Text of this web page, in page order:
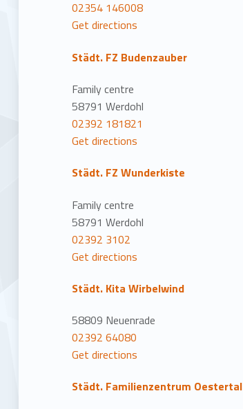
02354 146008
Get directions
Städt. FZ Budenzauber
Family centre
58791 Werdohl
02392 181821
Get directions
Städt. FZ Wunderkiste
Family centre
58791 Werdohl
02392 3102
Get directions
Städt. Kita Wirbelwind
58809 Neuenrade
02392 64080
Get directions
Städt. Familienzentrum Oestertal